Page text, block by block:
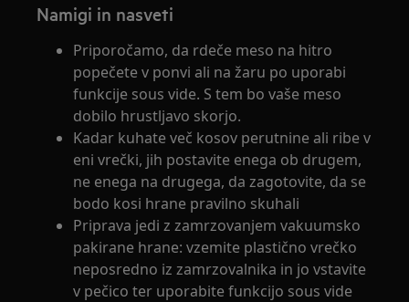
Namigi in nasveti
Priporočamo, da rdeče meso na hitro
popečete v ponvi ali na žaru po uporabi
funkcije sous vide. S tem bo vaše meso
dobilo hrustljavo skorjo.
Kadar kuhate več kosov perutnine ali ribe v
eni vrečki, jih postavite enega ob drugem,
ne enega na drugega, da zagotovite, da se
bodo kosi hrane pravilno skuhali
Priprava jedi z zamrzovanjem vakuumsko
pakirane hrane: vzemite plastično vrečko
neposredno iz zamrzovalnika in jo vstavite
v pečico ter uporabite funkcijo sous vide